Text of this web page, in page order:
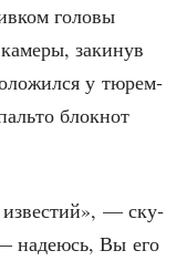
голо­вы
заки­нув
у тюрем­
блок­нот
— ску­
наде­юсь, Вы его